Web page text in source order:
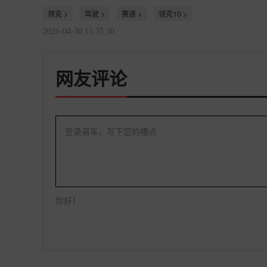
领克 > 驾驶 > 赛道 > 领克10 >
2026-04-30 15:35:30
网友评论
登录易车，写下您的槽点
你好！